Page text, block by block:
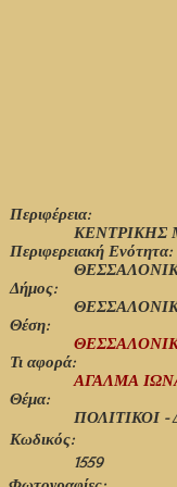
Περιφέρεια:
ΚΕΝΤΡΙΚΗΣ
Περιφερειακή Ενότητα:
Δήμος:
Θέση:
Τι αφορά:
ΑΓΑΛΜΑ
Θέμα:
ΠΟΛΙΤΙΚΟΙ
Κωδικός:
1559